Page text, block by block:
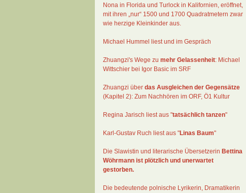
Nona in Florida und Turlock in Kalifornien, eröffnet,
mit ihren „nur“ 1500 und 1700 Quadratmetern zwar
wie herzige Kleinkinder aus.
Michael Hummel liest und im Gespräch
Zhuangzi's Wege zu mehr Gelassenheit: Michael
Wittschier bei Igor Basic im SRF
Zhuangzi über das Ausgleichen der Gegensätze
(Kapitel 2): Zum Nachhören im ORF, Ö1 Kultur
Regina Jarisch liest aus "tatsächlich tanzen"
Karl-Gustav Ruch liest aus "Linas Baum"
Die Slawistin und literarische Übersetzerin Bettina
Wöhrmann ist plötzlich und unerwartet
gestorben.
Die bedeutende polnische Lyrikerin, Dramatikerin